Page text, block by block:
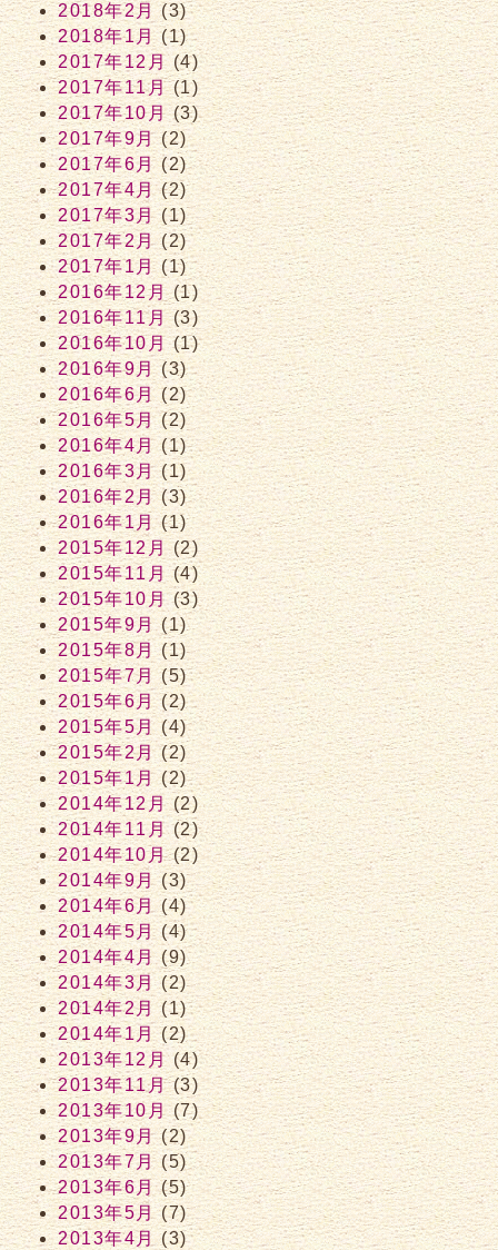
2018年2月(3)
2018年1月(1)
2017年12月(4)
2017年11月(1)
2017年10月(3)
2017年9月(2)
2017年6月(2)
2017年4月(2)
2017年3月(1)
2017年2月(2)
2017年1月(1)
2016年12月(1)
2016年11月(3)
2016年10月(1)
2016年9月(3)
2016年6月(2)
2016年5月(2)
2016年4月(1)
2016年3月(1)
2016年2月(3)
2016年1月(1)
2015年12月(2)
2015年11月(4)
2015年10月(3)
2015年9月(1)
2015年8月(1)
2015年7月(5)
2015年6月(2)
2015年5月(4)
2015年2月(2)
2015年1月(2)
2014年12月(2)
2014年11月(2)
2014年10月(2)
2014年9月(3)
2014年6月(4)
2014年5月(4)
2014年4月(9)
2014年3月(2)
2014年2月(1)
2014年1月(2)
2013年12月(4)
2013年11月(3)
2013年10月(7)
2013年9月(2)
2013年7月(5)
2013年6月(5)
2013年5月(7)
2013年4月(3)